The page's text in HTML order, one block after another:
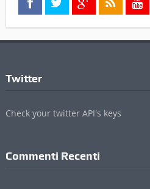
Twitter
Check your twitter API's keys
Commenti Recenti